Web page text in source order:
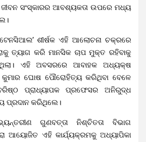
ସଂସ୍କାରର ଆବଶ୍ୟକତା ଉପରେ ମଧ୍ୟ
ଶୀର୍ଷକ ଏହି ଆଲୋଚନା ଚକ୍ରରେ
ତ୍ୟାଗ କରି ମାନସିକ ଚାପ ମୁକ୍ତ ରହିବାକୁ
ଏହି ଅବସରରେ ଆବାହକ ଅଧ୍ୟକ୍ଷ
ଘୋଷ ପୌରୋହିତ୍ୟ କରିଥିବା ବେଳେ
ପ୍ରାଧ୍ୟାପକ ପ୍ରଫେସର ଅନିରୁଦ୍ଧ
ପ୍ରଦାନ କରିଥିଲେ।
ଗୁଣବତ୍ତା ନିଶ୍ଚିତତା ବିଭାଗ
ଆୟୋଜିତ ଏହି କାର୍ଯ୍ୟକ୍ରମକୁ ଅଧ୍ୟାପିକା